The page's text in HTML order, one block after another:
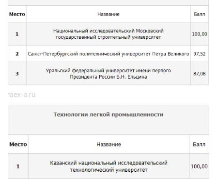
raex-a.ru